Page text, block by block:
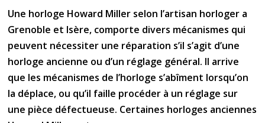
Une horloge Howard Miller selon l’artisan horloger a
Grenoble et Isère, comporte divers mécanismes qui
peuvent nécessiter une réparation s’il s’agit d’une
horloge ancienne ou d’un réglage général. Il arrive
que les mécanismes de l’horloge s’abîment lorsqu’on
la déplace, ou qu’il faille procéder à un réglage sur
une pièce défectueuse. Certaines horloges anciennes